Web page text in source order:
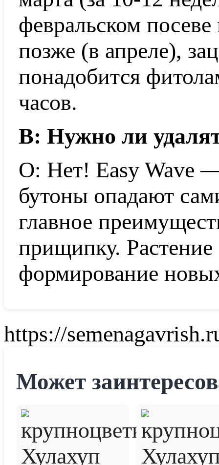
февральском
позже (в апреле),
понадобится
часов.
В: Нужно ли
О: Нет! Easy Wave
бутоны опадают
главное
прищипку. Растение
формирование
https://
Может